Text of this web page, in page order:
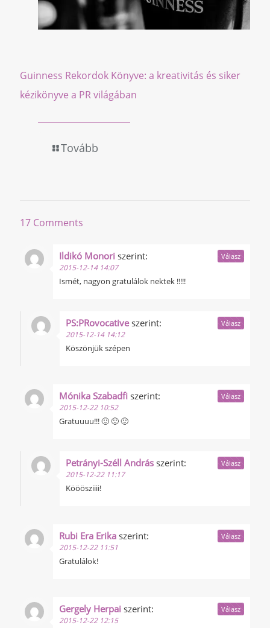
Guinness Rekordok Könyve: a kreativitás és siker
kézikönyve a PR világában
Tovább
17 Comments
Ildikó Monori szerint:
2015-12-14 14:07
Ismét, nagyon gratulálok nektek !!!!!
Válasz
PS:PRovocative szerint:
2015-12-14 14:12
Köszönjük szépen
Válasz
Mónika Szabadfi szerint:
2015-12-22 10:52
Gratuuuu!!! 🙂 🙂 🙂
Válasz
Petrányi-Széll András szerint:
2015-12-22 11:17
Kööösziiii!
Válasz
Rubi Era Erika szerint:
2015-12-22 11:51
Gratulálok!
Válasz
Gergely Herpai szerint:
2015-12-22 12:15
Válasz